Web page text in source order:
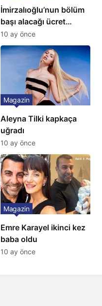
İmirzalıoğlu’nun bölüm
başı alacağı ücret
Türkiye’de bir ilk:
Gözünü 2 ilçeye dikti!
10 ay önce
Aleyna Tilki kapkaça
uğradı
Magazin
10 ay önce
Emre Karayel ikinci kez
baba oldu
Magazin
10 ay önce